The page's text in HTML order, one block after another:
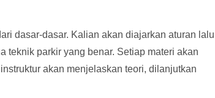
dasar-dasar. Kalian akan diajarkan aturan lalu
teknik parkir yang benar. Setiap materi akan
akan menjelaskan teori, dilanjutkan